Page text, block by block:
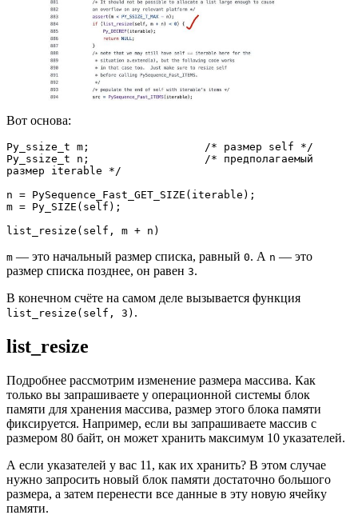
Вот основа:
Py_ssize_t m;                  /* размер self */
Py_ssize_t n;                  /* предполагаемый
размер iterable */
n = PySequence_Fast_GET_SIZE(iterable);
m = Py_SIZE(self);
list_resize(self, m + n)
m — это начальный размер списка, равный 0. А n — это
размер списка позднее, он равен 3.
В конечном счёте на самом деле вызывается функция
list_resize(self, 3) .
list_resize
Подробнее рассмотрим изменение размера массива. Как
только вы запрашиваете у операционной системы блок
памяти для хранения массива, размер этого блока памяти
фиксируется. Например, если вы запрашиваете массив с
размером 80 байт, он может хранить максимум 10 указателей.
А если указателей у вас 11, как их хранить? В этом случае
нужно запросить новый блок памяти достаточно большого
размера, а затем перенести все данные в эту новую ячейку
памяти.